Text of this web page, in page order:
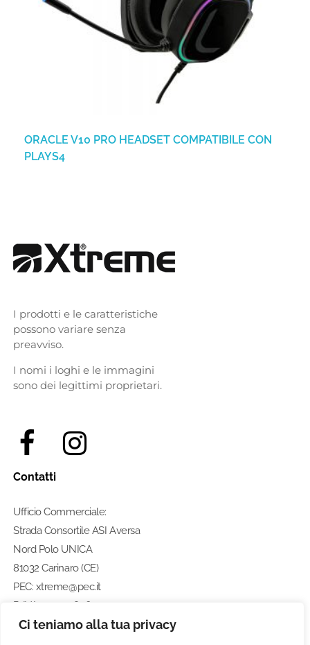
Ci teniamo alla tua privacy
ORACLE V10 PRO HEADSET COMPATIBILE CON
PLAYS4
I prodotti e le caratteristiche
possono variare senza
preavviso.
I nomi i loghi e le immagini
sono dei legittimi proprietari.
Contatti
Ufficio Commerciale:
Strada Consortile ASI Aversa
Nord Polo UNICA
81032 Carinaro (CE)
PEC: xtreme@pec.it
P. IVA: 07274580633
Numero di telefono: